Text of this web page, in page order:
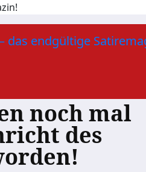
noch mal
des